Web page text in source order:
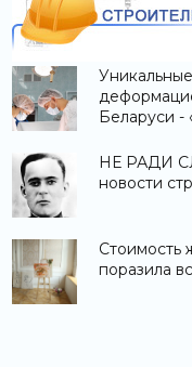
Беларуси -
НЕ РАДИ
новости
Стоимость
поразила